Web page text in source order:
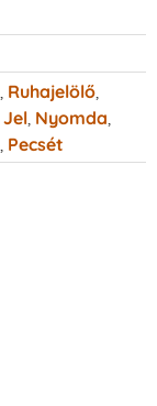
Ruhajelölő
Nyomda
Pecsét